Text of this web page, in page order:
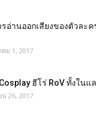
อ่านออกเสียงของตัวละค
ม 1, 2017
ฮีโร่ RoV ทั้งในแ
26, 2017